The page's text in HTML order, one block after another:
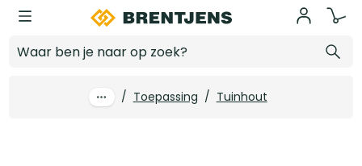
Ga naar hoofdinhoud
/ Toepassing / Tuinhout
Log in voor prijzen